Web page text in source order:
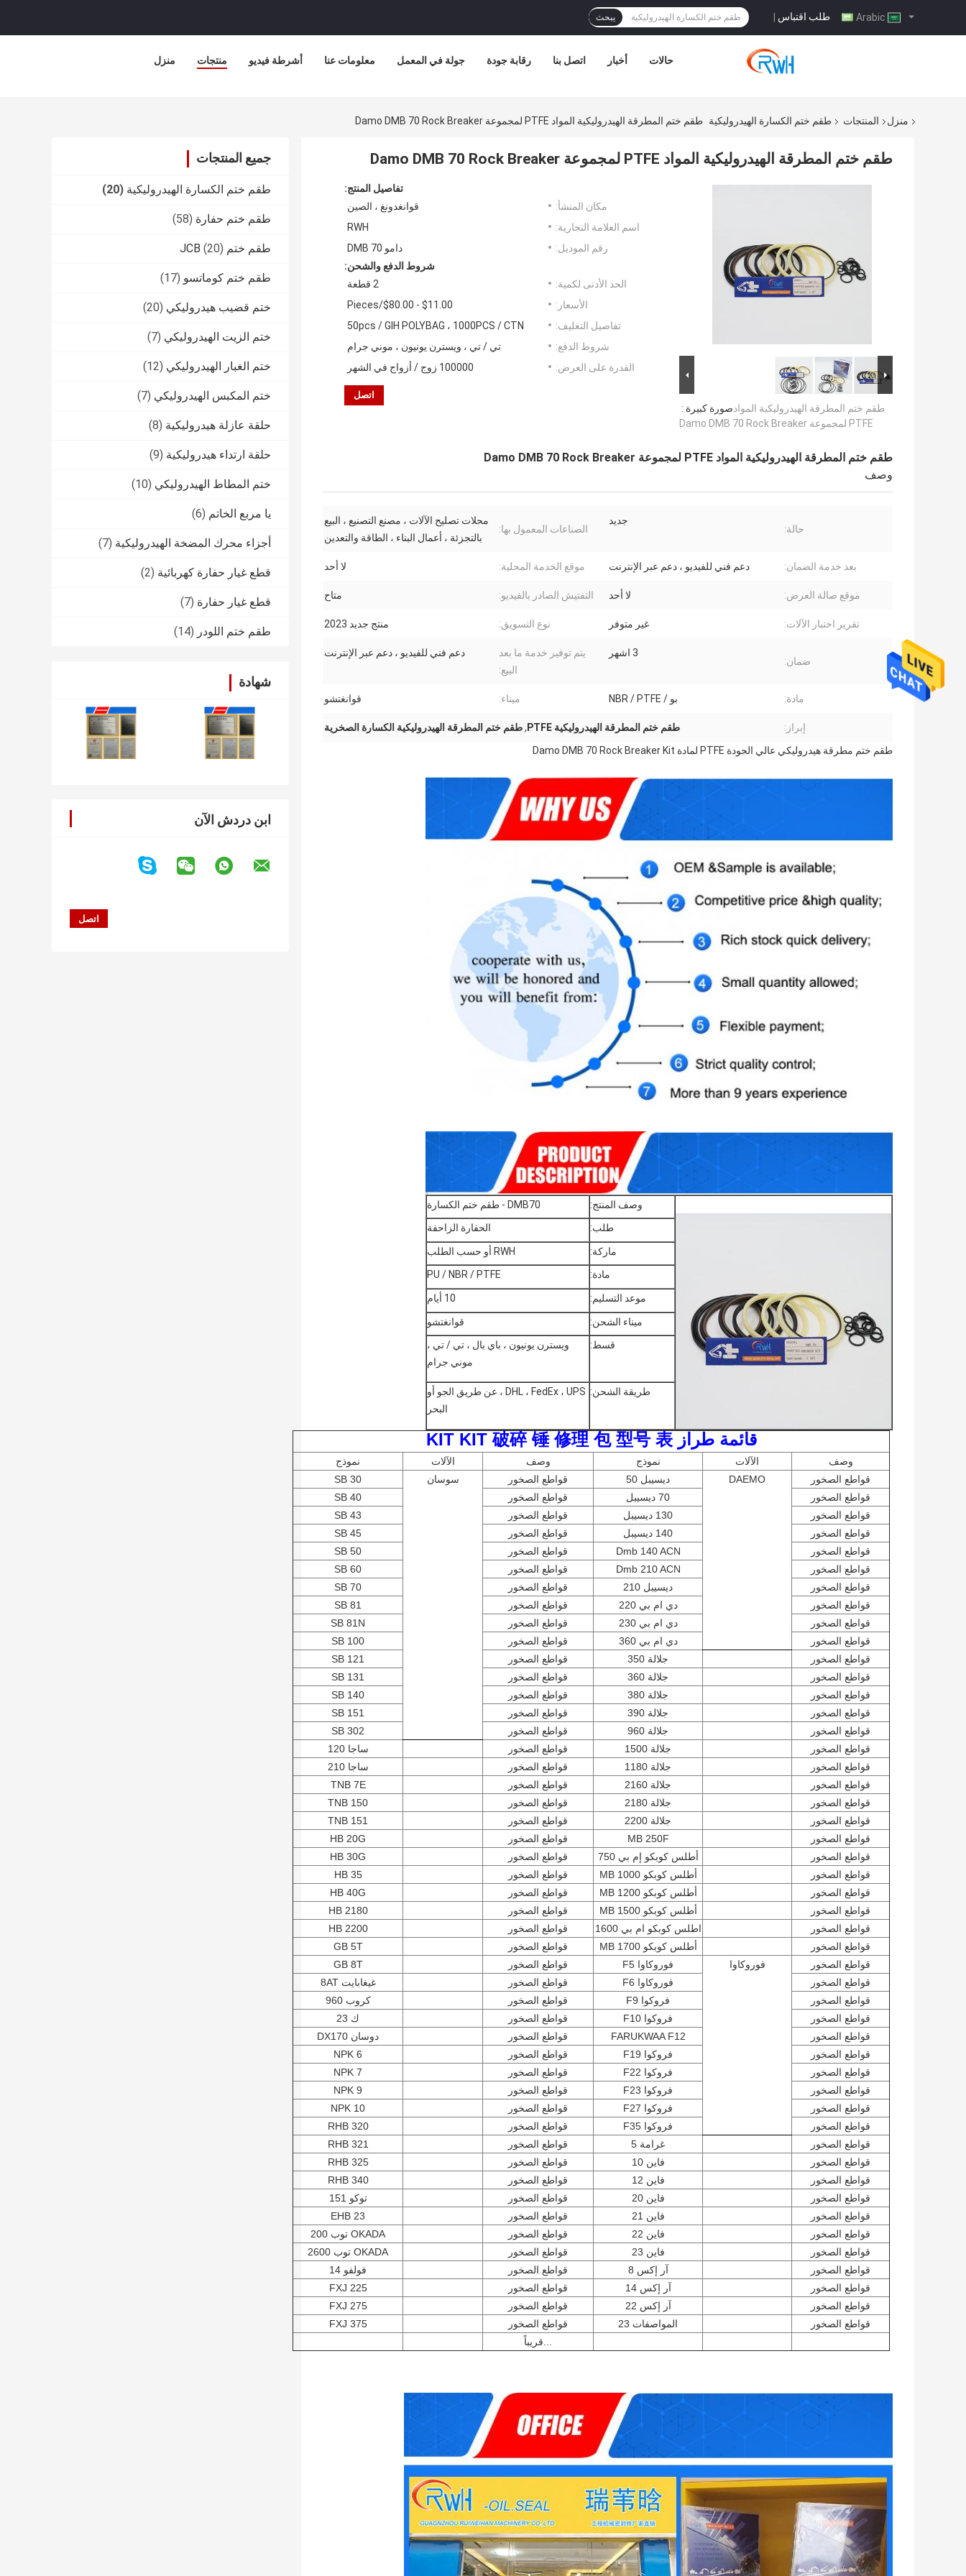
طلب اقتباس | يبحث
منزل منتجات أشرطة فيديو معلومات عنا جولة في المعمل رقابة جودة اتصل بنا أخبار حالات
منزل المنتجات طقم ختم الكسارة الهيدروليكية طقم ختم المطرقة الهيدروليكية المواد PTFE لمجموعة Damo DMB 70 Rock Breaker
جميع المنتجات
طقم ختم الكسارة الهيدروليكية (20)
طقم ختم حفارة (58)
طقم ختم JCB (20)
طقم ختم كوماتسو (17)
ختم قضيب هيدروليكي (20)
ختم الزيت الهيدروليكي (7)
ختم الغبار الهيدروليكي (12)
ختم المكبس الهيدروليكي (7)
حلقة عازلة هيدروليكية (8)
حلقة ارتداء هيدروليكية (9)
ختم المطاط الهيدروليكي (10)
يا مربع الخاتم (6)
أجزاء محرك المضخة الهيدروليكية (7)
قطع غيار حفارة كهربائية (2)
قطع غيار حفارة (7)
طقم ختم اللودر (14)
شهادة
ابن دردش الآن
طقم ختم المطرقة الهيدروليكية المواد PTFE لمجموعة Damo DMB 70 Rock Breaker
صورة كبيرة :طقم ختم المطرقة الهيدروليكية المواد
PTFE لمجموعة Damo DMB 70 Rock Breaker
تفاصيل المنتج:
مكان المنشأ:
قوانغدونغ ، الصين
اسم العلامة التجارية:
RWH
رقم الموديل:
دامو DMB 70
شروط الدفع والشحن:
الحد الأدنى لكمية:
2 قطعة
الأسعار:
$11.00 - $80.00/Pieces
تفاصيل التغليف:
50pcs / GIH POLYBAG ، 1000PCS / CTN
شروط الدفع:
تي / تي ، ويسترن يونيون ، موني جرام
القدرة على العرض:
100000 زوج / أزواج في الشهر
اتصل
طقم ختم المطرقة الهيدروليكية المواد PTFE لمجموعة Damo DMB 70 Rock Breaker
وصف
حالة:
جديد
الصناعات المعمول بها:
محلات تصليح الآلات ، مصنع التصنيع ، البيع
بالتجزئة ، أعمال البناء ، الطاقة والتعدين
بعد خدمة الضمان: دعم فني للفيديو ، دعم عبر الإنترنت موقع الخدمة المحلية: لا أحد
موقع صالة العرض: لا أحد التفتيش الصادر بالفيديو: متاح
تقرير اختبار الآلات: غير متوفر نوع التسويق: منتج جديد 2023
ضمان:
3 اشهر
يتم توفير خدمة ما بعد
البيع:
دعم فني للفيديو ، دعم عبر الإنترنت
مادة: بو / NBR / PTFE ميناء: قوانغتشو
إبراز: طقم ختم المطرقة الهيدروليكية PTFE ,طقم ختم المطرقة الهيدروليكية الكسارة الصخرية
طقم ختم مطرقة هيدروليكي عالي الجودة PTFE لمادة Damo DMB 70 Rock Breaker Kit
وصف المنتج:
DMB70 - طقم ختم الكسارة
طلب:
الحفارة الزاحفة
ماركة:
RWH أو حسب الطلب
مادة:
PU / NBR / PTFE
موعد التسليم: 10 أيام
ميناء الشحن:
قوانغتشو
قسط:
ويسترن يونيون ، باي بال ، تي / تي ،
موني جرام
طريقة الشحن:
DHL ، FedEx ، UPS ، عن طريق الجو أو
البحر
قائمة طراز KIT KIT 破碎 锤 修理 包 型号 表
وصف الآلات نموذج وصف الآلات
نموذج
قواطع الصخور
DAEMO ديسيبل 50 قواطع الصخور سوسان
SB 30
قواطع الصخور
70 ديسيبل قواطع الصخور
SB 40
قواطع الصخور
130 ديسيبل قواطع الصخور
SB 43
قواطع الصخور
140 ديسيبل قواطع الصخور
SB 45
قواطع الصخور
Dmb 140 ACN قواطع الصخور
SB 50
قواطع الصخور
Dmb 210 ACN قواطع الصخور
SB 60
قواطع الصخور
ديسيبل 210 قواطع الصخور
SB 70
قواطع الصخور
دي ام بي 220 قواطع الصخور
SB 81
قواطع الصخور
دي ام بي 230 قواطع الصخور
SB 81N
قواطع الصخور
دي ام بي 360 قواطع الصخور
100 SB
قواطع الصخور
جلالة 350 قواطع الصخور
SB 121
قواطع الصخور
جلالة 360 قواطع الصخور
SB 131
قواطع الصخور
جلالة 380 قواطع الصخور
SB 140
قواطع الصخور
جلالة 390 قواطع الصخور
SB 151
قواطع الصخور
جلالة 960 قواطع الصخور
SB 302
قواطع الصخور
جلالة 1500 قواطع الصخور
ساجا 120
قواطع الصخور
جلالة 1180 قواطع الصخور
ساجا 210
قواطع الصخور
جلالة 2160 قواطع الصخور
TNB 7E
قواطع الصخور
جلالة 2180 قواطع الصخور
TNB 150
قواطع الصخور
جلالة 2200 قواطع الصخور
TNB 151
قواطع الصخور
MB 250F قواطع الصخور
HB 20G
قواطع الصخور
أطلس كوبكو إم بي 750 قواطع الصخور
HB 30G
قواطع الصخور
أطلس كوبكو MB 1000 قواطع الصخور
HB 35
قواطع الصخور
أطلس كوبكو MB 1200 قواطع الصخور
HB 40G
قواطع الصخور
أطلس كوبكو MB 1500 قواطع الصخور
HB 2180
قواطع الصخور
اطلس كوبكو ام بي 1600 قواطع الصخور
HB 2200
قواطع الصخور
أطلس كوبكو MB 1700 قواطع الصخور
GB 5T
قواطع الصخور
فوروكاوا فوروكاوا F5 قواطع الصخور
GB 8T
قواطع الصخور
فوروكاوا F6 قواطع الصخور
غيغابايت 8AT
قواطع الصخور
فروكوا F9 قواطع الصخور
كروب 960
قواطع الصخور
فروكوا F10 قواطع الصخور
ك 23
قواطع الصخور
FARUKWAA F12 قواطع الصخور
دوسان DX170
قواطع الصخور
فروكوا F19 قواطع الصخور
NPK 6
قواطع الصخور
فروكوا F22 قواطع الصخور
NPK 7
قواطع الصخور
فروكوا F23 قواطع الصخور
NPK 9
قواطع الصخور
فروكوا F27 قواطع الصخور
NPK 10
قواطع الصخور
فروكوا F35 قواطع الصخور
RHB 320
قواطع الصخور
غرامة 5 قواطع الصخور
RHB 321
قواطع الصخور
فاين 10 قواطع الصخور
325 RHB
قواطع الصخور
فاين 12 قواطع الصخور
RHB 340
قواطع الصخور
فاين 20 قواطع الصخور
توكو 151
قواطع الصخور
فاين 21 قواطع الصخور
EHB 23
قواطع الصخور
فاين 22 قواطع الصخور
OKADA توب 200
قواطع الصخور
فاين 23 قواطع الصخور
OKADA توب 2600
قواطع الصخور
آر إكس 8 قواطع الصخور
فولفو 14
قواطع الصخور
آر إكس 14 قواطع الصخور
FXJ 225
قواطع الصخور
آر إكس 22 قواطع الصخور
FXJ 275
قواطع الصخور
المواصفات 23 قواطع الصخور
FXJ 375
...قريباً